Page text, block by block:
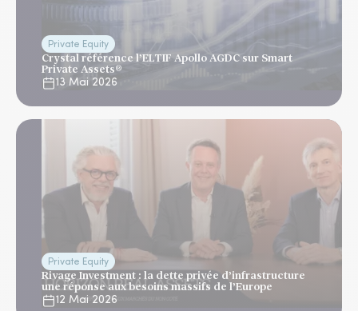
Private Equity
Crystal référence l’ELTIF Apollo AGDC sur Smart
Private Assets®
13 Mai 2026
Private Equity
Rivage Investment : la dette privée d’infrastructure
une réponse aux besoins massifs de l’Europe
12 Mai 2026